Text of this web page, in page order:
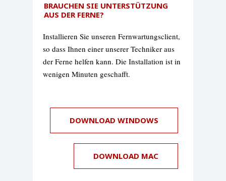
BRAUCHEN SIE UNTERSTÜTZUNG
AUS DER FERNE?
Installieren Sie unseren Fernwartungsclient,
so dass Ihnen einer unserer Techniker aus
der Ferne helfen kann. Die Installation ist in
wenigen Minuten geschafft.
DOWNLOAD WINDOWS
DOWNLOAD MAC